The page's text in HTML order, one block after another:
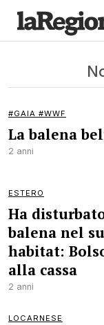
#GAIA #WWF
La balena
2 anni
ESTERO
Ha
balena nel
habitat:
alla cassa
2 anni
LOCARNESE